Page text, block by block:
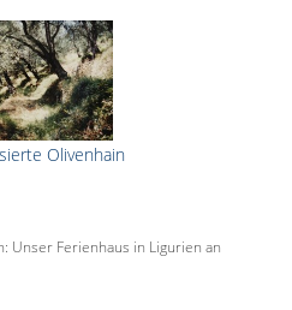
Olivenhain
Unser Ferienhaus in Ligurien an